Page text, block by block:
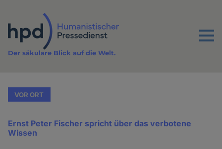
Inhalt
Menu
Der säkulare Blick auf die Welt.
VOR ORT
Ernst Peter Fischer spricht über das verbotene
Wissen